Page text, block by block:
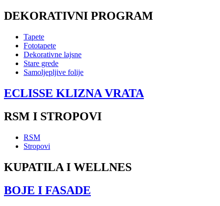
DEKORATIVNI PROGRAM
Tapete
Fototapete
Dekorativne lajsne
Stare grede
Samoljepljive folije
ECLISSE KLIZNA VRATA
RSM I STROPOVI
RSM
Stropovi
KUPATILA I WELLNES
BOJE I FASADE